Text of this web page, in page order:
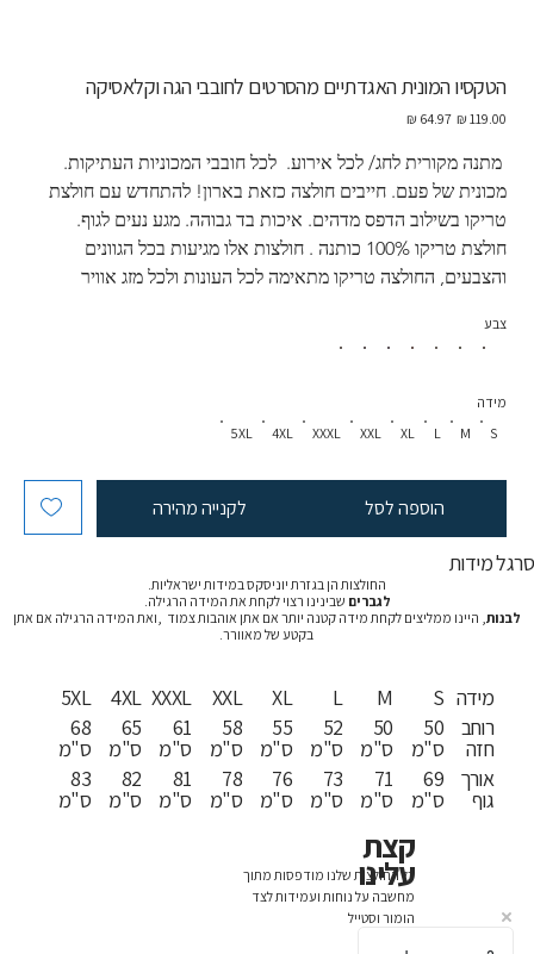
הטקסיו המונית האגדתיים מהסרטים לחובבי הגה וקלאסיקה
מחיר
מחיר
‏64.97 ‏₪
מתנה מקורית לחג/ לכל אירוע.  לכל חובבי המכוניות העתיקות.
מכונית של פעם. חייבים חולצה כזאת בארון! להתחדש עם חולצת
טריקו בשילוב הדפס מדהים. איכות בד גבוהה. מגע נעים לגוף.
חולצת טריקו 100% כותנה . חולצות אלו מגיעות בכל הגוונים
והצבעים, החולצה טריקו מתאימה לכל העונות ולכל מזג אוויר
צבע
S
M
L
XL
XXL
XXXL
4XL
5XL
מידה
הוספה לסל לקנייה מהירה
סרגל מידות
החולצות הן בגזרת יוניסקס במידות ישראליות.
לגברים שבינינו רצוי לקחת את המידה הרגילה.
לבנות, היינו ממליצים לקחת מידה קטנה יותר אם אתן אוהבות צמוד ,ואת המידה הרגילה אם אתן
בקטע של מאוורר.
5XL
68
ס"מ
83
ס"מ
4XL
65
ס"מ
82
ס"מ
XXXL
61
ס"מ
81
ס"מ
XXL
58
ס"מ
78
ס"מ
XL
55
ס"מ
76
ס"מ
L
52
ס"מ
73
ס"מ
M
50
ס"מ
71
ס"מ
S
50
ס"מ
69
ס"מ
מידה
רוחב
חזה
אורך
גוף
כל החולצות שלנו מודפסות מתוך
מחשבה על נוחות ועמידות לצד
הומור וסטייל
קצת
עלינו